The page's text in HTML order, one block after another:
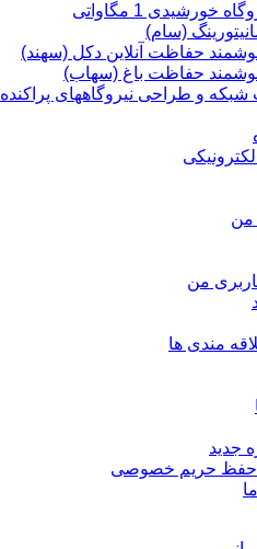
خورشیدی 1 مگاواتی
(سام)
حفاظت آنلاین دکل‌ (سهند)
حفاظت باغ (سهاب)
شبکه و طراحی نیروگاههای پراکنده
من
من
مندی ها
جدید
حریم خصوصی